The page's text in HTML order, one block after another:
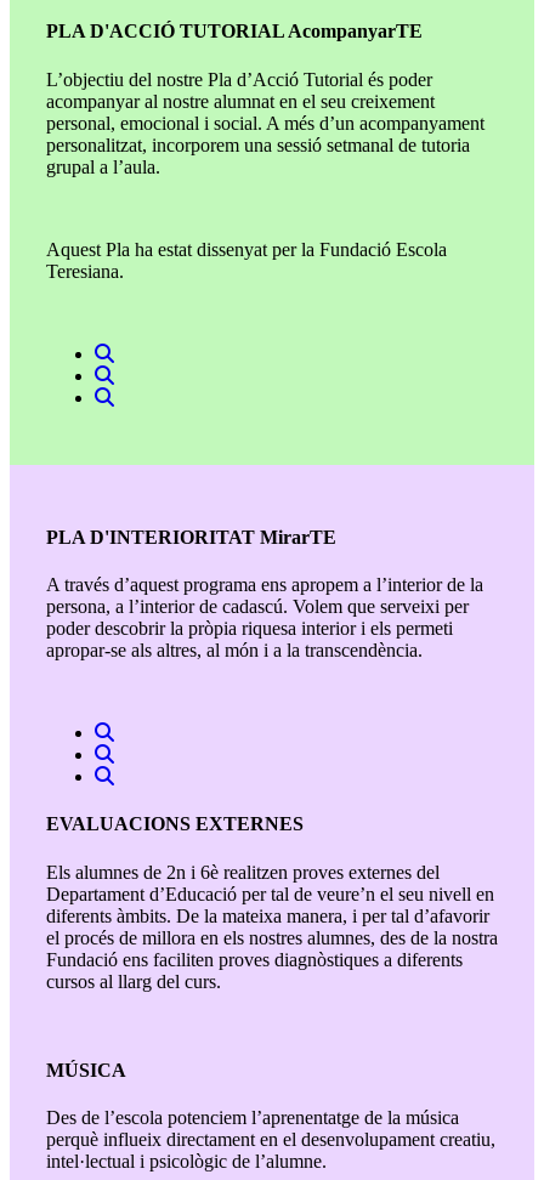
PLA D'ACCIÓ TUTORIAL AcompanyarTE
L’objectiu del nostre Pla d’Acció Tutorial és poder
acompanyar al nostre alumnat en el seu creixement
personal, emocional i social. A més d’un acompanyament
personalitzat, incorporem una sessió setmanal de tutoria
grupal a l’aula.
Aquest Pla ha estat dissenyat per la Fundació Escola
Teresiana.
PLA D'INTERIORITAT MirarTE
A través d’aquest programa ens apropem a l’interior de la
persona, a l’interior de cadascú. Volem que serveixi per
poder descobrir la pròpia riquesa interior i els permeti
apropar-se als altres, al món i a la transcendència.
EVALUACIONS EXTERNES
Els alumnes de 2n i 6è realitzen proves externes del
Departament d’Educació per tal de veure’n el seu nivell en
diferents àmbits. De la mateixa manera, i per tal d’afavorir
el procés de millora en els nostres alumnes, des de la nostra
Fundació ens faciliten proves diagnòstiques a diferents
cursos al llarg del curs.
MÚSICA
Des de l’escola potenciem l’aprenentatge de la música
perquè influeix directament en el desenvolupament creatiu,
intel·lectual i psicològic de l’alumne.